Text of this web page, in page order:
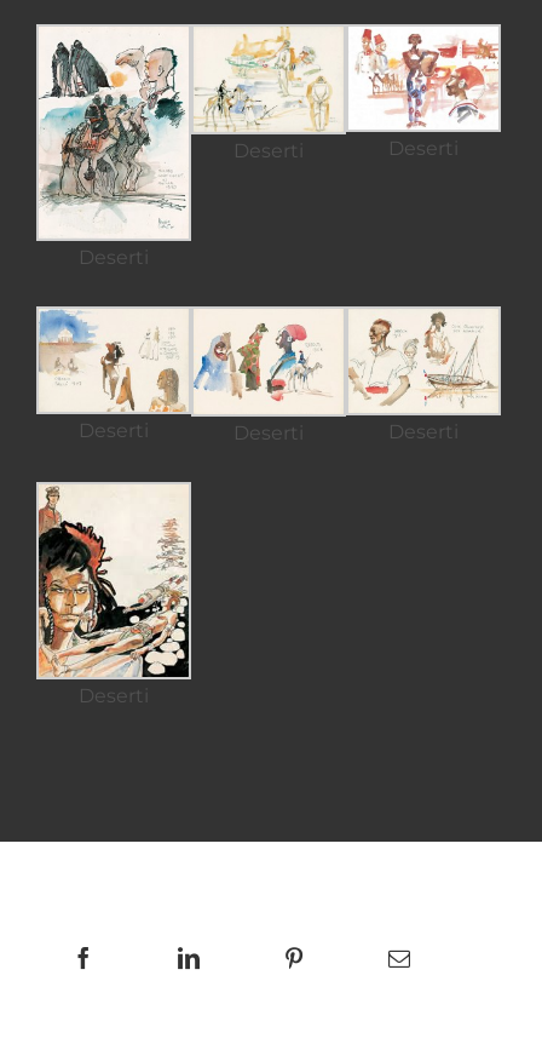
Deserti
Deserti Deserti
Deserti Deserti Deserti
Deserti